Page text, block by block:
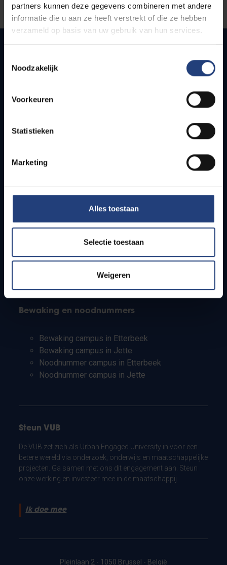
partners kunnen deze gegevens combineren met andere
informatie die u aan ze heeft verstrekt of die ze hebben
verzameld op basis van uw gebruik van hun services.
Noodzakelijk
Voorkeuren
Statistieken
Marketing
Alles toestaan
Selectie toestaan
Weigeren
Snel naar
Bereikbaarheid
Studenten
PhD-studenten
Leerkrachten en secundaire scholen
Bewaking en noodnummers
Bewaking campus in Etterbeek
Bewaking campus in Jette
Noodnummer campus in Etterbeek
Noodnummer campus in Jette
Steun VUB
De VUB zet zich als Urban Engaged University in voor een
betere wereld via onderzoek, onderwijs en maatschappelijke
projecten. Ga samen met ons dit engagement aan. Steun
onze werking en investeer mee in de maatschappij.
Ik doe mee
Pleinlaan 2 - 1050 Brussel - België